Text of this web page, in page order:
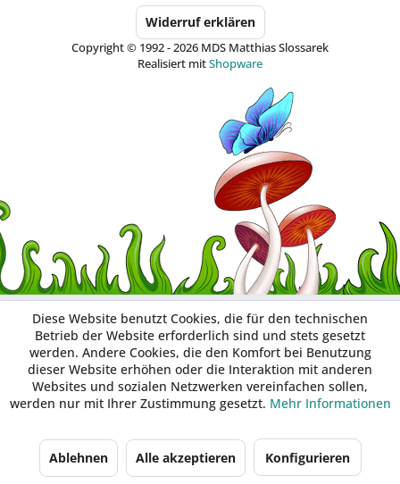
Widerruf erklären
Copyright © 1992 - 2026 MDS Matthias Slossarek
Realisiert mitShopware
Diese Website benutzt Cookies, die für den technischen
Betrieb der Website erforderlich sind und stets gesetzt
werden. Andere Cookies, die den Komfort bei Benutzung
dieser Website erhöhen oder die Interaktion mit anderen
Websites und sozialen Netzwerken vereinfachen sollen,
werden nur mit Ihrer Zustimmung gesetzt. Mehr Informationen
Ablehnen Alle akzeptieren Konfigurieren